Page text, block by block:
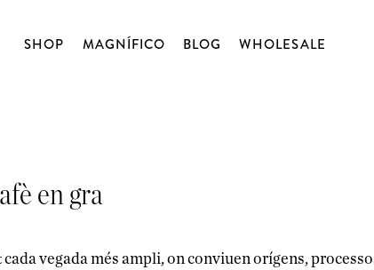
SHOP MAGNÍFICO BLOG WHOLESALE
DESCAFEÏNATS
CÀPSULES
en gra
vegada més ampli, on conviuen orígens,